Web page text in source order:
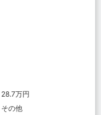
28.7万円
その他